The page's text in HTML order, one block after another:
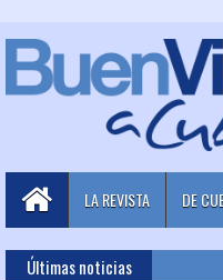
LA REVISTA DE
Últimas noticias